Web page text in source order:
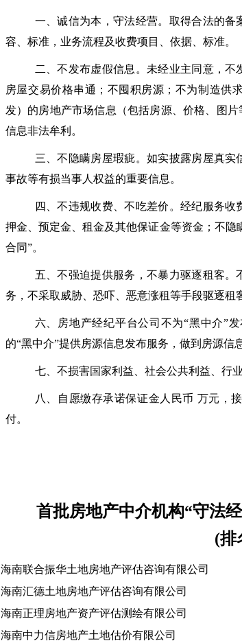
一、诚信为本，守法经营。取得合法的
容、标准，业务流程及收费项目、依据、标准。
二、不发布虚假信息。未经业主同意，
房屋交易价格串通；不囤积房源；不为制造供
发）的房地产市场信息（包括房源、价格、图
信息非法牟利。
三、不隐瞒房屋瑕疵。如实披露房屋真
事故等有损当事人权益的重要信息。
四、不违规收费、不吃差价。经纪服务
押金、预定金、租金及其他保证金等资金；不
合同”。
五、不强迫提供服务，不暴力驱逐租客
务，不采取威胁、恐吓、恶意涨租等手段驱逐租
六、房地产经纪平台公司不为“黑中介”
的“黑中介”提供房源信息发布服务，做到房源信
七、不损害国家利益、社会公共利益、行
八、自愿缴存承诺保证金人民币 万元，
付。
首批房地产中介机构“守法
(排
海南联合振华土地房地产评估咨询有限公司
海南汇德土地房地产评估咨询有限公司
海南正理房地产资产评估测绘有限公司
海南中力信房地产土地估价有限公司